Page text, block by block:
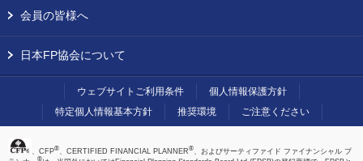
会員の皆様へ
日本FP協会について
ウェブサイトご利用条件
個人情報保護方針
特定個人情報基本方針
推奨環境 ご注意ください
、CFP®、CERTIFIED FINANCIAL PLANNER®、およびサーティファイド ファイナンシャル プ
®